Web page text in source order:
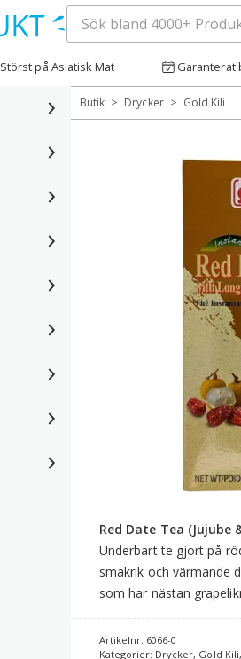
Störst på Asiatisk Mat Garanterat
Butik > Drycker > Gold Kili
Red Date Tea (Jujube
Underbart te gjort på
smakrik och värmande
som har nästan
Artikelnr: 6066-0
Kategorier: Drycker, Gold Kili,